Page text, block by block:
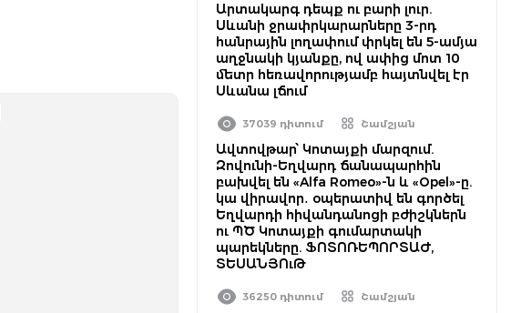
Արտակարգ դեպք ու բարի լուր.
Սևանի ջրափրկարարները 3-րդ
հանրային լողափում փրկել են 5-ամյա
աղջնակի կյանքը, ով ափից մոտ 10
մետր հեռավորությամբ հայտնվել էր
Սևանա լճում
37039 դիտում Շամշյան
Ավտովթար՝ Կոտայքի մարզում.
Զովունի-Եղվարդ ճանապարհին
բախվել են «Alfa Romeo»-ն և «Opel»-ը.
կա վիրավոր․ օպերատիվ են գործել
Եղվարդի հիվանդանոցի բժիշկներն
ու ՊԾ Կոտայքի գումարտակի
պարեկները. ՖՈՏՈՌԵՊՈՐՏԱԺ,
ՏԵՍԱՆՅՈւԹ
36250 դիտում Շամշյան